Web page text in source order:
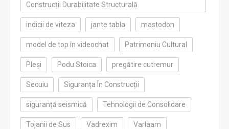
Construcții Durabilitate Structurală
indicii de viteza jante tabla mastodon
model de top în videochat Patrimoniu Cultural
Pleși Podu Stoica pregătire cutremur
Secuiu Siguranța În Construcții
siguranță seismică Tehnologii de Consolidare
Tojanii de Sus Vadrexim Varlaam